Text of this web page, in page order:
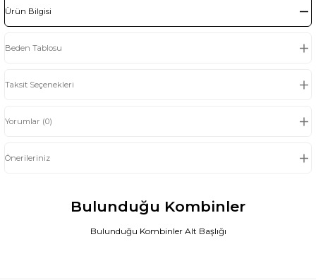
Ürün Bilgisi
Beden Tablosu
Taksit Seçenekleri
Yorumlar (0)
Önerileriniz
Bulunduğu Kombinler
Bulunduğu Kombinler Alt Başlığı